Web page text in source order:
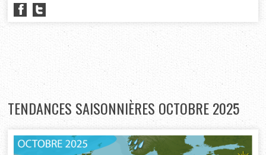
TENDANCES SAISONNIÈRES OCTOBRE 2025